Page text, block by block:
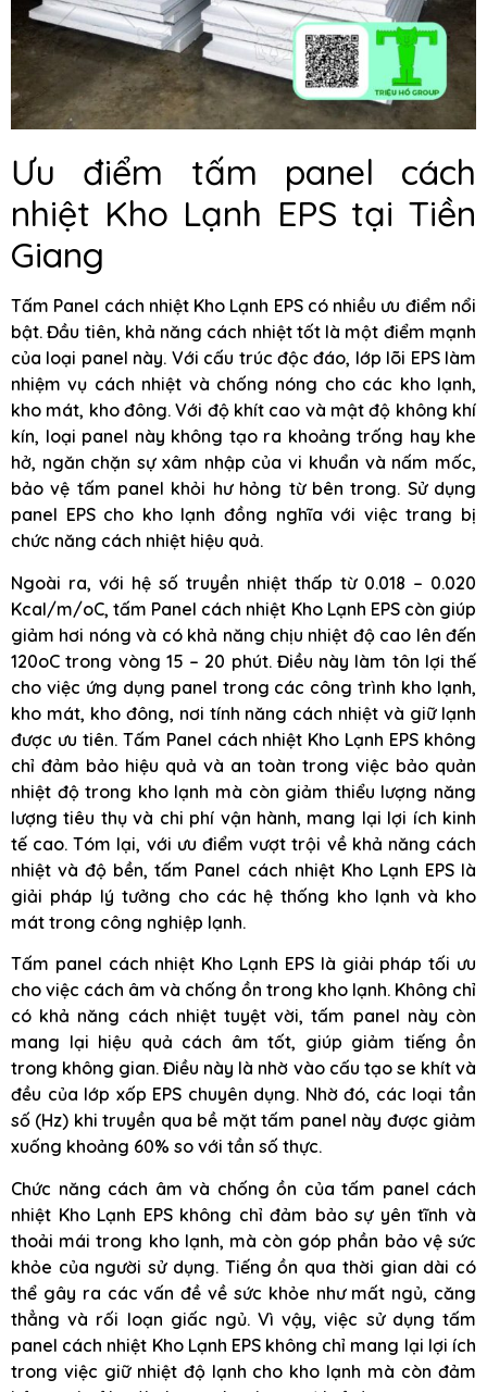
Ưu điểm tấm panel cách
nhiệt Kho Lạnh EPS tại Tiền
Giang
Tấm Panel cách nhiệt Kho Lạnh EPS có nhiều ưu điểm nổi
bật. Đầu tiên, khả năng cách nhiệt tốt là một điểm mạnh
của loại panel này. Với cấu trúc độc đáo, lớp lõi EPS làm
nhiệm vụ cách nhiệt và chống nóng cho các kho lạnh,
kho mát, kho đông. Với độ khít cao và mật độ không khí
kín, loại panel này không tạo ra khoảng trống hay khe
hở, ngăn chặn sự xâm nhập của vi khuẩn và nấm mốc,
bảo vệ tấm panel khỏi hư hỏng từ bên trong. Sử dụng
panel EPS cho kho lạnh đồng nghĩa với việc trang bị
chức năng cách nhiệt hiệu quả.
Ngoài ra, với hệ số truyền nhiệt thấp từ 0.018 – 0.020
Kcal/m/oC, tấm Panel cách nhiệt Kho Lạnh EPS còn giúp
giảm hơi nóng và có khả năng chịu nhiệt độ cao lên đến
120oC trong vòng 15 – 20 phút. Điều này làm tôn lợi thế
cho việc ứng dụng panel trong các công trình kho lạnh,
kho mát, kho đông, nơi tính năng cách nhiệt và giữ lạnh
được ưu tiên. Tấm Panel cách nhiệt Kho Lạnh EPS không
chỉ đảm bảo hiệu quả và an toàn trong việc bảo quản
nhiệt độ trong kho lạnh mà còn giảm thiểu lượng năng
lượng tiêu thụ và chi phí vận hành, mang lại lợi ích kinh
tế cao. Tóm lại, với ưu điểm vượt trội về khả năng cách
nhiệt và độ bền, tấm Panel cách nhiệt Kho Lạnh EPS là
giải pháp lý tưởng cho các hệ thống kho lạnh và kho
mát trong công nghiệp lạnh.
Tấm panel cách nhiệt Kho Lạnh EPS là giải pháp tối ưu
cho việc cách âm và chống ồn trong kho lạnh. Không chỉ
có khả năng cách nhiệt tuyệt vời, tấm panel này còn
mang lại hiệu quả cách âm tốt, giúp giảm tiếng ồn
trong không gian. Điều này là nhờ vào cấu tạo se khít và
đều của lớp xốp EPS chuyên dụng. Nhờ đó, các loại tần
số (Hz) khi truyền qua bề mặt tấm panel này được giảm
xuống khoảng 60% so với tần số thực.
Chức năng cách âm và chống ồn của tấm panel cách
nhiệt Kho Lạnh EPS không chỉ đảm bảo sự yên tĩnh và
thoải mái trong kho lạnh, mà còn góp phần bảo vệ sức
khỏe của người sử dụng. Tiếng ồn qua thời gian dài có
thể gây ra các vấn đề về sức khỏe như mất ngủ, căng
thẳng và rối loạn giấc ngủ. Vì vậy, việc sử dụng tấm
panel cách nhiệt Kho Lạnh EPS không chỉ mang lại lợi ích
trong việc giữ nhiệt độ lạnh cho kho lạnh mà còn đảm